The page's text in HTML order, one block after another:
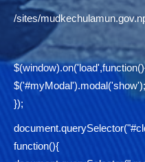
/sites/
$('#myModal').modal('show');
});
function(){